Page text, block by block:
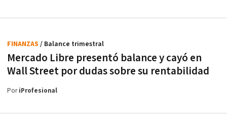
Mercado Libre presentó balance y cayó en
Wall Street por dudas sobre su rentabilidad
FINANZAS / Balance trimestral
PoriProfesional